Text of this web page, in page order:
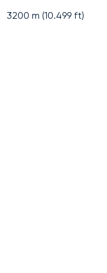
3200 m (10.499 ft)